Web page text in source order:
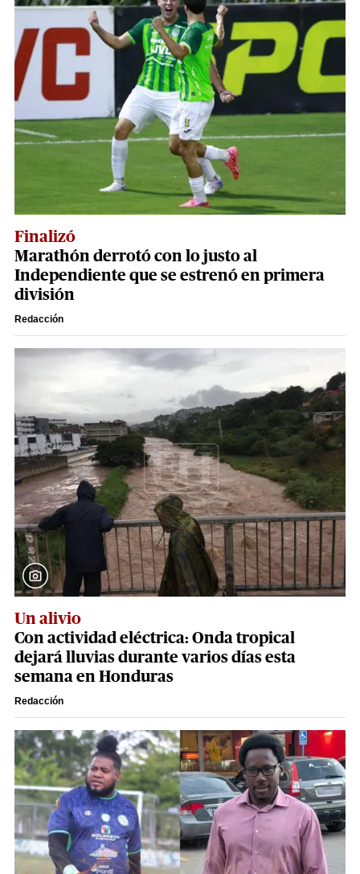
Finalizó
Marathón derrotó con lo justo al
Independiente que se estrenó en primera
división
Redacción
Un alivio
Con actividad eléctrica: Onda tropical
dejará lluvias durante varios días esta
semana en Honduras
Redacción